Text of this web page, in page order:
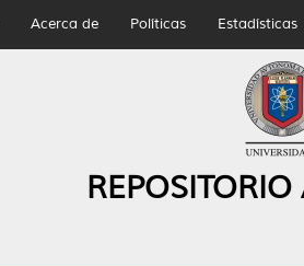
Acerca de Políticas Estadísticas